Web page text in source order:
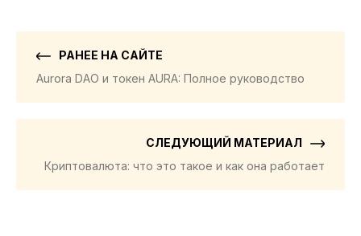
РАНЕЕ НА САЙТЕ
Aurora DAO и токен AURA: Полное руководство
СЛЕДУЮЩИЙ МАТЕРИАЛ
Криптовалюта: что это такое и как она работает